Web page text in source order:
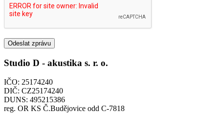
Odeslat zprávu
Studio D - akustika s. r. o.
IČO: 25174240
DIČ: CZ25174240
DUNS: 495215386
reg. OR KS Č.Budějovice odd C-7818